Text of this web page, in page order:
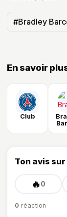
#Bradley
En savoir
Club
Ton avis
🔥0
0 réaction